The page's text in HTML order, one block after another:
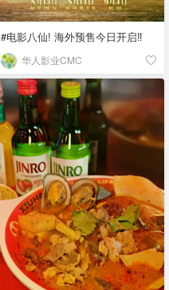
#电影八仙! 海外预售今日开启‼️
华人影业CMC